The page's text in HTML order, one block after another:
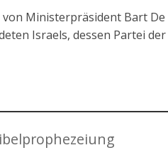
Ministerpräsident Bart De
Israels, dessen Partei der